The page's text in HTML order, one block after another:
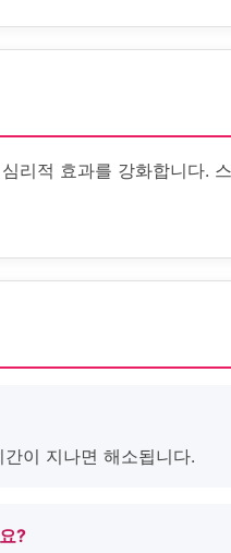
리적 효과를 강화합니다.
이 지나면 해소됩니다.
?